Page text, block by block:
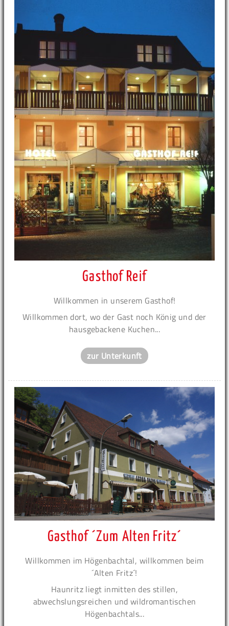
Gasthof Reif
Willkommen in unserem Gasthof!
Willkommen dort, wo der Gast noch König und der
hausgebackene Kuchen...
zur Unterkunft
Gasthof ´Zum Alten Fritz´
Willkommen im Högenbachtal, willkommen beim
´Alten Fritz´!
Haunritz liegt inmitten des stillen,
abwechslungsreichen und wildromantischen
Högenbachtals...